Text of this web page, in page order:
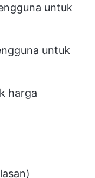
untuk
untuk
harga